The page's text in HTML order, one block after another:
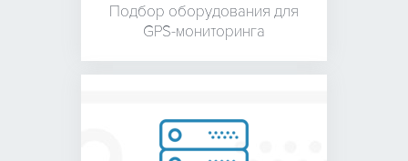
Подбор оборудования для
GPS-мониторинга